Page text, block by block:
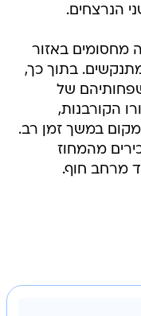
הנרצחים.
מחסומים באזור
בתוך כך,
של
הקורבנות,
במשך זמן רב.
מהמחוז
מרחב חוף.